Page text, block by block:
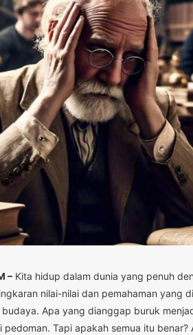
–Kita hidup dalam dunia yang penuh
nilai-nilai dan pemahaman yang
Apa yang dianggap buruk
Tapi apakah semua itu